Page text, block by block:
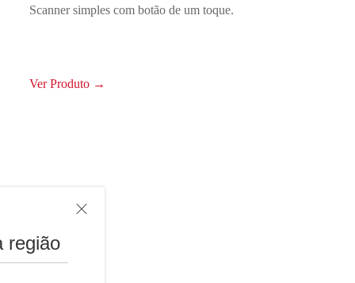
região
Scanner simples com botão de um toque.
Ver Produto →